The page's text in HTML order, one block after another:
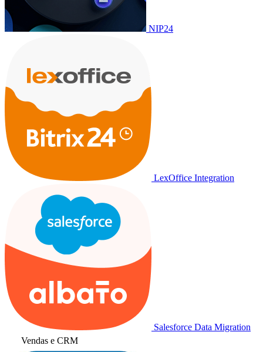
NIP24
LexOffice Integration
Salesforce Data Migration
Vendas e CRM